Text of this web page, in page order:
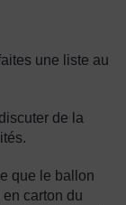
une liste au
de la
que le ballon
carton du